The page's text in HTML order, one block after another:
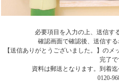
必要項目を入力の上、送信す
確認画面で確認後、送信する
【送信ありがとうございました。】の
完了で
資料は郵送となります。到着
0120-